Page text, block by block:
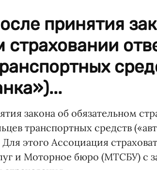
принятия
страховании
закона об обязательном
транспортных средств
этого Ассоциация
и Моторное бюро (МТСБУ) с